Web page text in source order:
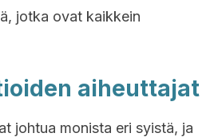
jotka ovat kaikkein
aiheuttajat
johtua monista eri syistä, ja